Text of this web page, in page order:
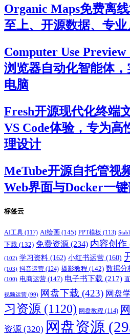
Organic Maps免费离
至上、开源数据、专
Computer Use
浏览器自动化智能体
电脑
Fresh开源现代化终端
VS Code体验，专为高
理设计
MeTube开源自托管视
Web界面与Docker一
标签云
AI工具 (117) AI绘画 (145) PPT模板 (113)
下载 (132) 免费资源 (234) 内容创作
(102) 学习资料 (162) 小红书运营 (160)
(103) 抖音运营 (124) 摄影教程 (142) 数据分
(100) 电商运营 (147) 电子书下载 (217)
视频运营 (99) 网盘下载 (423) 网盘
习资源 (1120) 网盘教程 (114)
资源 (320) 网盘资源